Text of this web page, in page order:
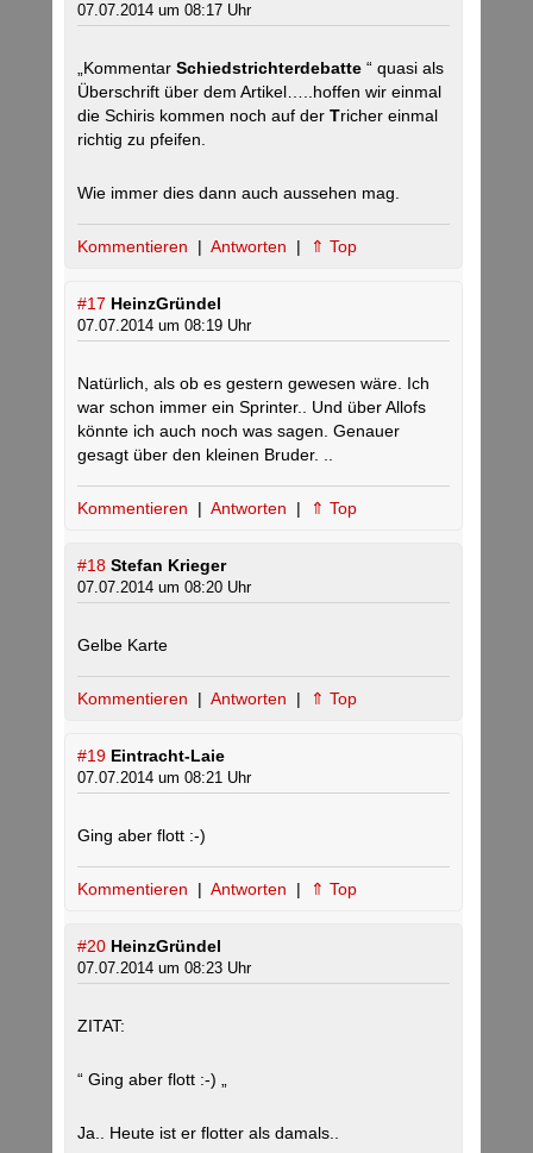
07.07.2014 um 08:17 Uhr
„Kommentar Schiedstrichterdebatte “ quasi als
Überschrift über dem Artikel…..hoffen wir einmal
die Schiris kommen noch auf der Tricher einmal
richtig zu pfeifen.
Wie immer dies dann auch aussehen mag.
Kommentieren | Antworten | ⇑ Top
#17 HeinzGründel
07.07.2014 um 08:19 Uhr
Natürlich, als ob es gestern gewesen wäre. Ich
war schon immer ein Sprinter.. Und über Allofs
könnte ich auch noch was sagen. Genauer
gesagt über den kleinen Bruder. ..
Kommentieren | Antworten | ⇑ Top
#18 Stefan Krieger
07.07.2014 um 08:20 Uhr
Gelbe Karte
Kommentieren | Antworten | ⇑ Top
#19 Eintracht-Laie
07.07.2014 um 08:21 Uhr
Ging aber flott :-)
Kommentieren | Antworten | ⇑ Top
#20 HeinzGründel
07.07.2014 um 08:23 Uhr
ZITAT:
“ Ging aber flott :-) „
Ja.. Heute ist er flotter als damals..